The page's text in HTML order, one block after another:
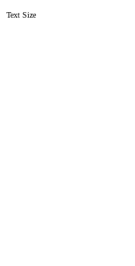
Text Size